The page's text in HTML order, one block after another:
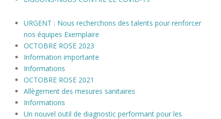
URGENT : Nous recherchons des talents pour renforcer
nos équipes Exemplaire
OCTOBRE ROSE 2023
Information importante
Informations
OCTOBRE ROSE 2021
Allègement des mesures sanitaires
Informations
Un nouvel outil de diagnostic performant pour les